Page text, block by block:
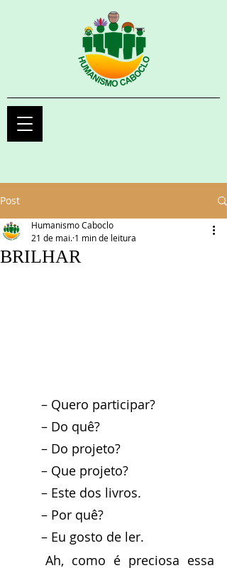
Post
BRILHAR
Humanismo Caboclo
21 de mai. 1 min de leitura
	– Quero participar?
	– Do quê?
	– Do projeto?
	– Que projeto?
	– Este dos livros.
	– Por quê?
	– Eu gosto de ler.